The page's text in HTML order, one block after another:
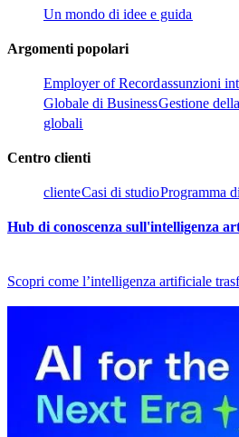
Un mondo di idee e guida​​
Argomenti popolari​​
Employer of Record​​assunzioni
Globale di Business​​Gestione
globali​​
Centro clienti​​
cliente​​Casi di studio​​Programma
Hub di conoscenza sull'intelligenza
Scopri come l’intelligenza artificiale